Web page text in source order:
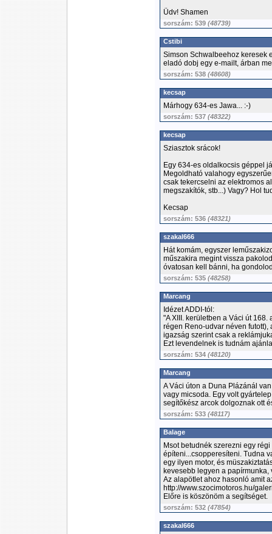
Üdv! Shamen
sorszám: 539 (48739)
Cstibi
Simson Schwalbeehoz keresek
eladó dobj egy e-mailt, árban
sorszám: 538 (48608)
kecsap
Márhogy 634-es Jawa... :-)
sorszám: 537 (48322)
kecsap
Sziasztok srácok!
Egy 634-es oldalkocsis géppel
Megoldható valahogy
csak tekercselni az elektromos
megszakítók, stb...) Vagy? Hol
Kecsap
sorszám: 536 (48321)
szakal666
Hát komám, egyszer
műszakira megint vissza
óvatosan kell bánni, ha
sorszám: 535 (48258)
Marcang
Idézet ADDI-tól:
"A XIII. kerületben a Váci út
régen Reno-udvar néven futott),
igazság szerint csak a
Ezt levendelnek is tudnám
sorszám: 534 (48120)
Marcang
A Váci úton a Duna Plázánál
vagy micsoda. Egy volt
segítőkész arcok dolgoznak ott
sorszám: 533 (48117)
Balage
Msot betudnék szerezni egy
építeni...csopperesíteni. Tudna
egy ilyen motor, és
kevesebb legyen a papírmunka,
Az alapötlet ahoz hasonló amit
http://www.szocimotoros.hu/
Előre is köszönöm a segítséget.
sorszám: 532 (47854)
szakal666